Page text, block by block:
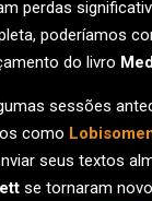
perdas
poderíamos
do livro
sessões
como
seus textos
se tornaram